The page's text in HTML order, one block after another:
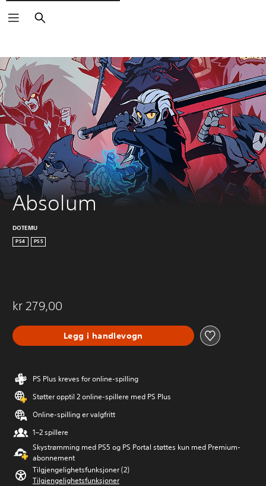
Søk
Absolum
DOTEMU
PS4 PS5
kr 279,00
Legg i handlevogn
PS Plus kreves for online-spilling
Støtter opptil 2 online-spillere med PS Plus
Online-spilling er valgfritt
1–2 spillere
Skystrømming med PS5 og PS Portal støttes kun med Premium-
abonnement
Tilgjengelighetsfunksjoner (2)
Tilgjengelighetsfunksjoner